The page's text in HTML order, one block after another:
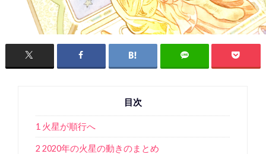
目次
1 火星が順行へ
2 2020年の火星の動きのまとめ